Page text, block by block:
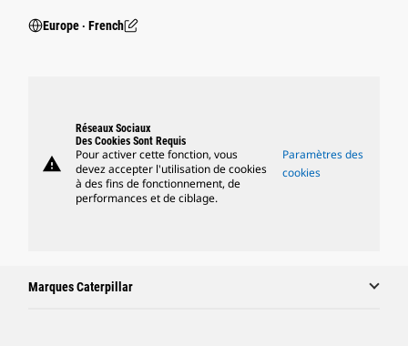
Europe ‧ French
warning
Réseaux Sociaux
Des Cookies Sont Requis
Pour activer cette fonction, vous
devez accepter l'utilisation de cookies
à des fins de fonctionnement, de
performances et de ciblage.
Paramètres des
cookies
Marques Caterpillar